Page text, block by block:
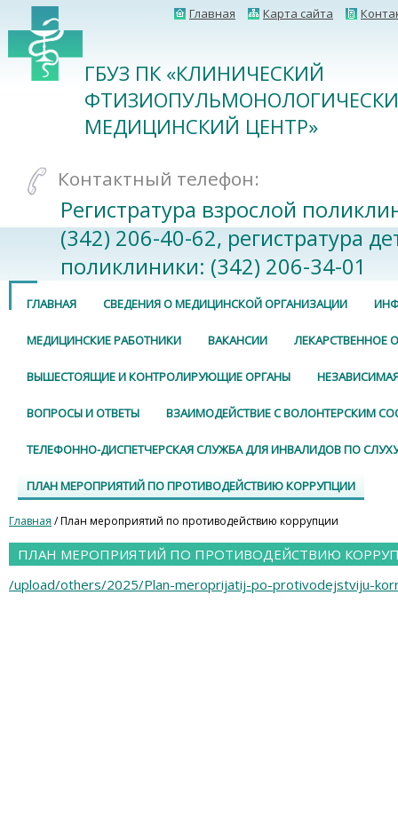
Главная Карта сайта
ГБУЗ ПК «КЛИНИЧЕСКИЙ
МЕДИЦИНСКИЙ ЦЕНТР»
Контактный телефон:
Регистратура взрослой
(342) 206-40-62, регистратура
поликлиники: (342) 206-34-01
ГЛАВНАЯ СВЕДЕНИЯ О МЕДИЦИНСКОЙ ОРГАНИЗАЦИИ
МЕДИЦИНСКИЕ РАБОТНИКИ ВАКАНСИИ ЛЕКАРСТВЕННОЕ
ВЫШЕСТОЯЩИЕ И КОНТРОЛИРУЮЩИЕ ОРГАНЫ
ВОПРОСЫ И ОТВЕТЫ ВЗАИМОДЕЙСТВИЕ С ВОЛОНТЕРСКИМ
ТЕЛЕФОННО-ДИСПЕТЧЕРСКАЯ СЛУЖБА ДЛЯ ИНВАЛИДОВ ПО
ПЛАН МЕРОПРИЯТИЙ ПО ПРОТИВОДЕЙСТВИЮ КОРРУПЦИИ
Главная / План мероприятий по противодействию коррупции
ПЛАН МЕРОПРИЯТИЙ ПО ПРОТИВОДЕЙСТВИЮ
/upload/others/2025/Plan-meroprijatij-po-protivodejstviju-